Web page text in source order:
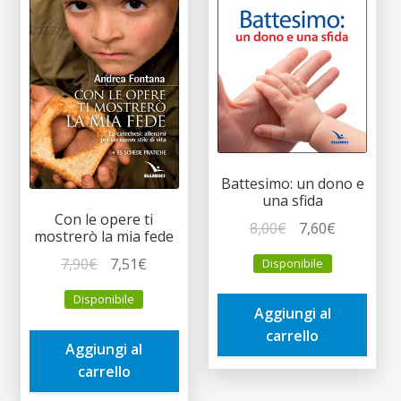
Con le opere ti
mostrerò la mia fede
7,90€
prezzo
originale
era:
7,90€.
7,51€
è:
Disponibile
Aggiungi al
carrello
Battesimo: un dono e
una sfida
8,00€
prezzo
originale
era:
8,00€.
7,60€Il
è:
Disponibile
Aggiungi al
carrello